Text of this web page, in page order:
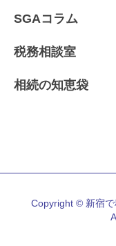
SGAコラム
税務相談室
相続の知恵袋
Copyright © 新宿